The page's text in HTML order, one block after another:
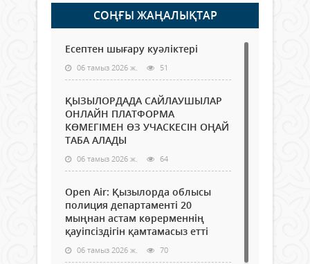
СОҢҒЫ ЖАҢАЛЫҚТАР
Есептен шығару куәліктері
06 тамыз 2026 ж. 51
ҚЫЗЫЛОРДАДА САЙЛАУШЫЛАР
ОНЛАЙН ПЛАТФОРМА
КӨМЕГІМЕН ӨЗ УЧАСКЕСІН ОҢАЙ
ТАБА АЛАДЫ
06 тамыз 2026 ж. 64
Open Air: Қызылорда облысы
полиция департаменті 20
мыңнан астам көрерменнің
қауіпсіздігін қамтамасыз етті
06 тамыз 2026 ж. 70